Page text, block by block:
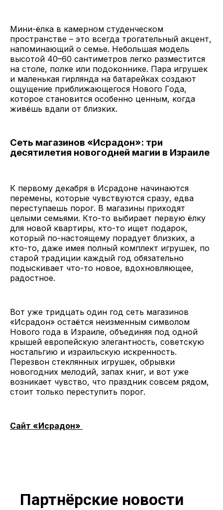
Мини-ёлка в камерном студенческом
пространстве – это всегда трогательный акцент,
напоминающий о семье. Небольшая модель
высотой 40–60 сантиметров легко разместится
на столе, полке или подоконнике. Пара игрушек
и маленькая гирлянда на батарейках создают
ощущение приближающегося Нового Года,
которое становится особенно ценным, когда
живёшь вдали от близких.
Сеть магазинов «Исрадон»: три
десятилетия новогодней магии в Израиле
К первому декабря в Исрадоне начинаются
перемены, которые чувствуются сразу, едва
переступаешь порог. В магазины приходят
целыми семьями. Кто-то выбирает первую ёлку
для новой квартиры, кто-то ищет подарок,
который по-настоящему порадует близких, а
кто-то, даже имея полный комплект игрушек, по
старой традиции каждый год обязательно
подыскивает что-то новое, вдохновляющее,
радостное.
Вот уже тридцать один год сеть магазинов
«Исрадон» остаётся неизменным символом
Нового года в Израиле, объединяя под одной
крышей европейскую элегантность, советскую
ностальгию и израильскую искренность.
Перезвон стеклянных игрушек, обрывки
новогодних мелодий, запах книг, и вот уже
возникает чувство, что праздник совсем рядом,
стоит только переступить порог.
Сайт «Исрадон»
Партнёрские новости